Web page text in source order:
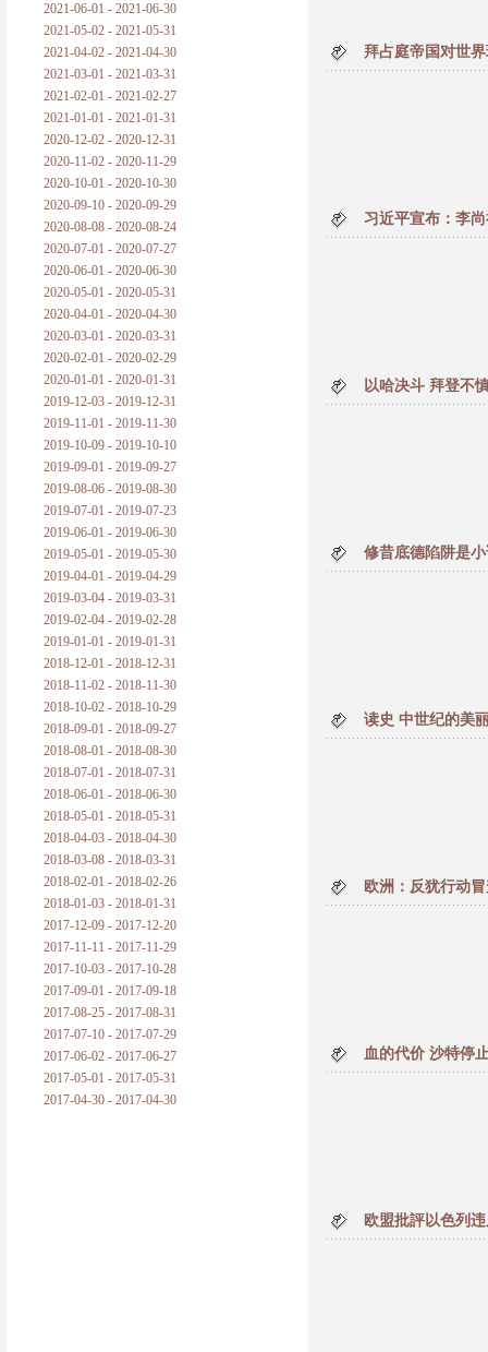
2021-06-01 - 2021-06-30
2021-05-02 - 2021-05-31
2021-04-02 - 2021-04-30
2021-03-01 - 2021-03-31
2021-02-01 - 2021-02-27
2021-01-01 - 2021-01-31
2020-12-02 - 2020-12-31
2020-11-02 - 2020-11-29
2020-10-01 - 2020-10-30
2020-09-10 - 2020-09-29
2020-08-08 - 2020-08-24
2020-07-01 - 2020-07-27
2020-06-01 - 2020-06-30
2020-05-01 - 2020-05-31
2020-04-01 - 2020-04-30
2020-03-01 - 2020-03-31
2020-02-01 - 2020-02-29
2020-01-01 - 2020-01-31
2019-12-03 - 2019-12-31
2019-11-01 - 2019-11-30
2019-10-09 - 2019-10-10
2019-09-01 - 2019-09-27
2019-08-06 - 2019-08-30
2019-07-01 - 2019-07-23
2019-06-01 - 2019-06-30
2019-05-01 - 2019-05-30
2019-04-01 - 2019-04-29
2019-03-04 - 2019-03-31
2019-02-04 - 2019-02-28
2019-01-01 - 2019-01-31
2018-12-01 - 2018-12-31
2018-11-02 - 2018-11-30
2018-10-02 - 2018-10-29
2018-09-01 - 2018-09-27
2018-08-01 - 2018-08-30
2018-07-01 - 2018-07-31
2018-06-01 - 2018-06-30
2018-05-01 - 2018-05-31
2018-04-03 - 2018-04-30
2018-03-08 - 2018-03-31
2018-02-01 - 2018-02-26
2018-01-03 - 2018-01-31
2017-12-09 - 2017-12-20
2017-11-11 - 2017-11-29
2017-10-03 - 2017-10-28
2017-09-01 - 2017-09-18
2017-08-25 - 2017-08-31
2017-07-10 - 2017-07-29
2017-06-02 - 2017-06-27
2017-05-01 - 2017-05-31
2017-04-30 - 2017-04-30
拜占庭帝国对世
习近平宣布：李
以哈决斗 拜登不
修昔底德陷阱是
读史 中世纪的美
欧洲：反犹行动
血的代价 沙特停
欧盟批評以色列